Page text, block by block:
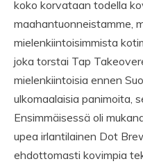
koko korvataan todella
maahantuonneistamme,
mielenkiintoisimmista
joka torstai Tap
mielenkiintoisia ennen
ulkomaalaisia panimoita,
Ensimmäisessä oli
upea irlantilainen Dot
ehdottomasti kovimpia